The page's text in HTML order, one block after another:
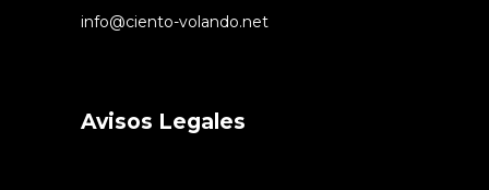
info@ciento-volando.net
Avisos Legales